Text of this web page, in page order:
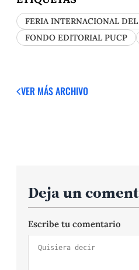
FERIA INTERNACIONAL
FONDO EDITORIAL PUCP
VER MÁSARCHIVO
Deja un
Escribe tu comentario